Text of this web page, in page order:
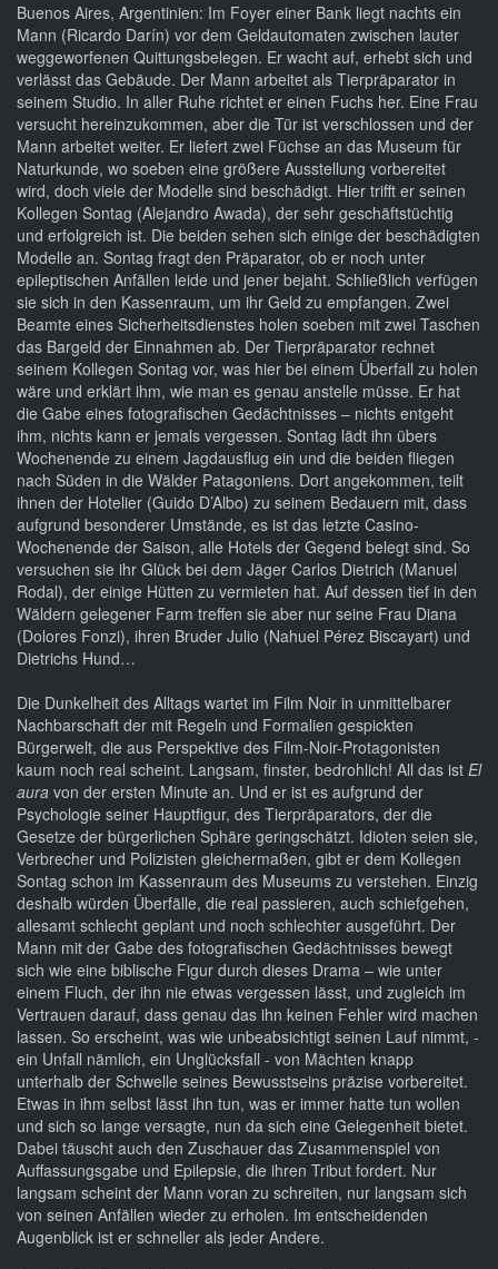
Buenos Aires, Argentinien: Im Foyer einer Bank liegt nachts ein
Mann (Ricardo Darín) vor dem Geldautomaten zwischen lauter
weggeworfenen Quittungsbelegen. Er wacht auf, erhebt sich und
verlässt das Gebäude. Der Mann arbeitet als Tierpräparator in
seinem Studio. In aller Ruhe richtet er einen Fuchs her. Eine Frau
versucht hereinzukommen, aber die Tür ist verschlossen und der
Mann arbeitet weiter. Er liefert zwei Füchse an das Museum für
Naturkunde, wo soeben eine größere Ausstellung vorbereitet
wird, doch viele der Modelle sind beschädigt. Hier trifft er seinen
Kollegen Sontag (Alejandro Awada), der sehr geschäftstüchtig
und erfolgreich ist. Die beiden sehen sich einige der beschädigten
Modelle an. Sontag fragt den Präparator, ob er noch unter
epileptischen Anfällen leide und jener bejaht. Schließlich verfügen
sie sich in den Kassenraum, um ihr Geld zu empfangen. Zwei
Beamte eines Sicherheitsdienstes holen soeben mit zwei Taschen
das Bargeld der Einnahmen ab. Der Tierpräparator rechnet
seinem Kollegen Sontag vor, was hier bei einem Überfall zu holen
wäre und erklärt ihm, wie man es genau anstelle müsse. Er hat
die Gabe eines fotografischen Gedächtnisses – nichts entgeht
ihm, nichts kann er jemals vergessen. Sontag lädt ihn übers
Wochenende zu einem Jagdausflug ein und die beiden fliegen
nach Süden in die Wälder Patagoniens. Dort angekommen, teilt
ihnen der Hotelier (Guido D’Albo) zu seinem Bedauern mit, dass
aufgrund besonderer Umstände, es ist das letzte Casino-
Wochenende der Saison, alle Hotels der Gegend belegt sind. So
versuchen sie ihr Glück bei dem Jäger Carlos Dietrich (Manuel
Rodal), der einige Hütten zu vermieten hat. Auf dessen tief in den
Wäldern gelegener Farm treffen sie aber nur seine Frau Diana
(Dolores Fonzi), ihren Bruder Julio (Nahuel Pérez Biscayart) und
Dietrichs Hund…
Die Dunkelheit des Alltags wartet im Film Noir in unmittelbarer
Nachbarschaft der mit Regeln und Formalien gespickten
Bürgerwelt, die aus Perspektive des Film-Noir-Protagonisten
kaum noch real scheint. Langsam, finster, bedrohlich! All das ist El
aura von der ersten Minute an. Und er ist es aufgrund der
Psychologie seiner Hauptfigur, des Tierpräparators, der die
Gesetze der bürgerlichen Sphäre geringschätzt. Idioten seien sie,
Verbrecher und Polizisten gleichermaßen, gibt er dem Kollegen
Sontag schon im Kassenraum des Museums zu verstehen. Einzig
deshalb würden Überfälle, die real passieren, auch schiefgehen,
allesamt schlecht geplant und noch schlechter ausgeführt. Der
Mann mit der Gabe des fotografischen Gedächtnisses bewegt
sich wie eine biblische Figur durch dieses Drama – wie unter
einem Fluch, der ihn nie etwas vergessen lässt, und zugleich im
Vertrauen darauf, dass genau das ihn keinen Fehler wird machen
lassen. So erscheint, was wie unbeabsichtigt seinen Lauf nimmt, -
ein Unfall nämlich, ein Unglücksfall - von Mächten knapp
unterhalb der Schwelle seines Bewusstseins präzise vorbereitet.
Etwas in ihm selbst lässt ihn tun, was er immer hatte tun wollen
und sich so lange versagte, nun da sich eine Gelegenheit bietet.
Dabei täuscht auch den Zuschauer das Zusammenspiel von
Auffassungsgabe und Epilepsie, die ihren Tribut fordert. Nur
langsam scheint der Mann voran zu schreiten, nur langsam sich
von seinen Anfällen wieder zu erholen. Im entscheidenden
Augenblick ist er schneller als jeder Andere.